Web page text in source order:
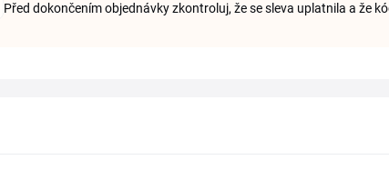
Před dokončením objednávky zkontroluj, že se sleva uplatnila a že